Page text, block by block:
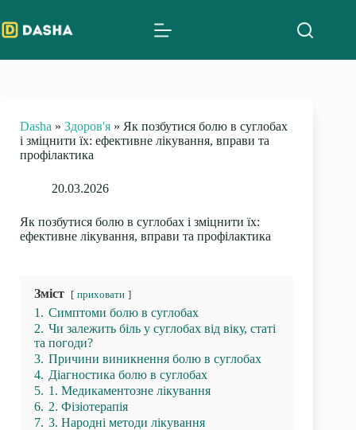
to
content
Dasha » Здоров'я » Як позбутися болю в суглобах
і зміцнити їх: ефективне лікування, вправи та
профілактика
20.03.2026
Як позбутися болю в суглобах і зміцнити їх:
ефективне лікування, вправи та профілактика
Зміст приховати
1. Симптоми болю в суглобах
2. Чи залежить біль у суглобах від віку, статі
та погоди?
3. Причини виникнення болю в суглобах
4. Діагностика болю в суглобах
5. 1. Медикаментозне лікування
6. 2. Фізіотерапія
7. 3. Народні методи лікування